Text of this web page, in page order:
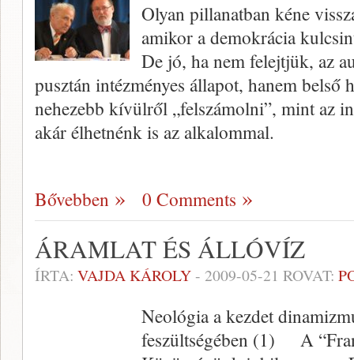
Olyan pillanatban kéne
amikor a demokrácia
De jó, ha nem felejtjük, az
pusztán intézményes állapot, hanem belső
nehezebb kívülről „felszámolni”, mint az
akár élhetnénk is az alkalommal.
Bővebben 0 Comments
ÁRAMLAT ÉS ÁLLÓVÍZ
ÍRTA: VAJDA KÁROLY- 2009-05-21 ROVAT:
Neológia a kezdet
feszültségében (1) A